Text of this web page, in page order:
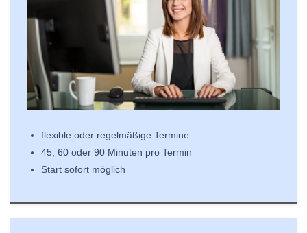
flexible oder regelmäßige Termine
45, 60 oder 90 Minuten pro Termin
Start sofort möglich